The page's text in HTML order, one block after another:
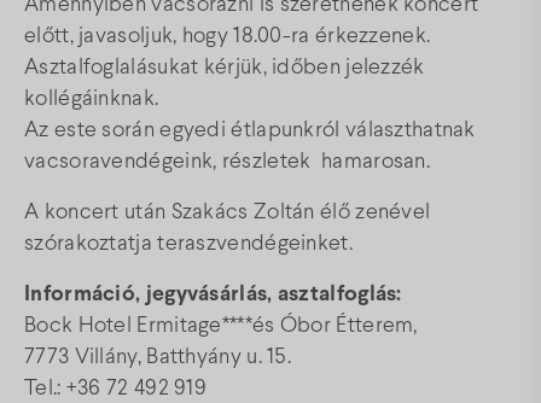
Amennyiben vacsorázni is szeretnének koncert
előtt, javasoljuk, hogy 18.00-ra érkezzenek.
Asztalfoglalásukat kérjük, időben jelezzék
kollégáinknak.
Az este során egyedi étlapunkról választhatnak
vacsoravendégeink, részletek hamarosan.
A koncert után Szakács Zoltán élő zenével
szórakoztatja teraszvendégeinket.
Információ, jegyvásárlás, asztalfoglás:
Bock Hotel Ermitage****és Óbor Étterem,
7773 Villány, Batthyány u. 15.
Tel.: +36 72 492 919